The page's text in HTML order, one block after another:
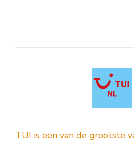
TUI is een van de grootste